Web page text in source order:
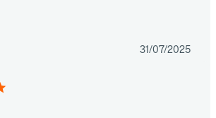
31/07/2025